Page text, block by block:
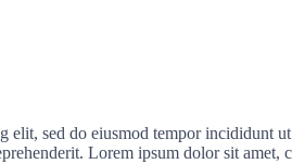
elit, sed do eiusmod tempor
Lorem ipsum dolor sit amet,